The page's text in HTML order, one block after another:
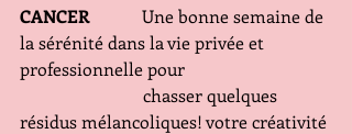
CANCER
          Une bonne semaine de
la sérénité dans la vie privée et
professionnelle pour
résidus mélancoliques! votre créativité